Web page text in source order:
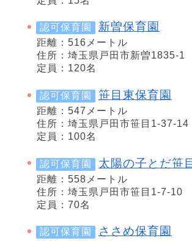
認可保育園 新曽保育園
距離：516メートル
住所：埼玉県戸田市新曽1835-1
定員：120名
認可保育園 笹目東保育園
距離：547メートル
住所：埼玉県戸田市笹目1-37-14
定員：100名
認可保育園 太陽の子とだ笹
距離：558メートル
住所：埼玉県戸田市笹目1-7-10
定員：70名
認可保育園 ささめ保育園